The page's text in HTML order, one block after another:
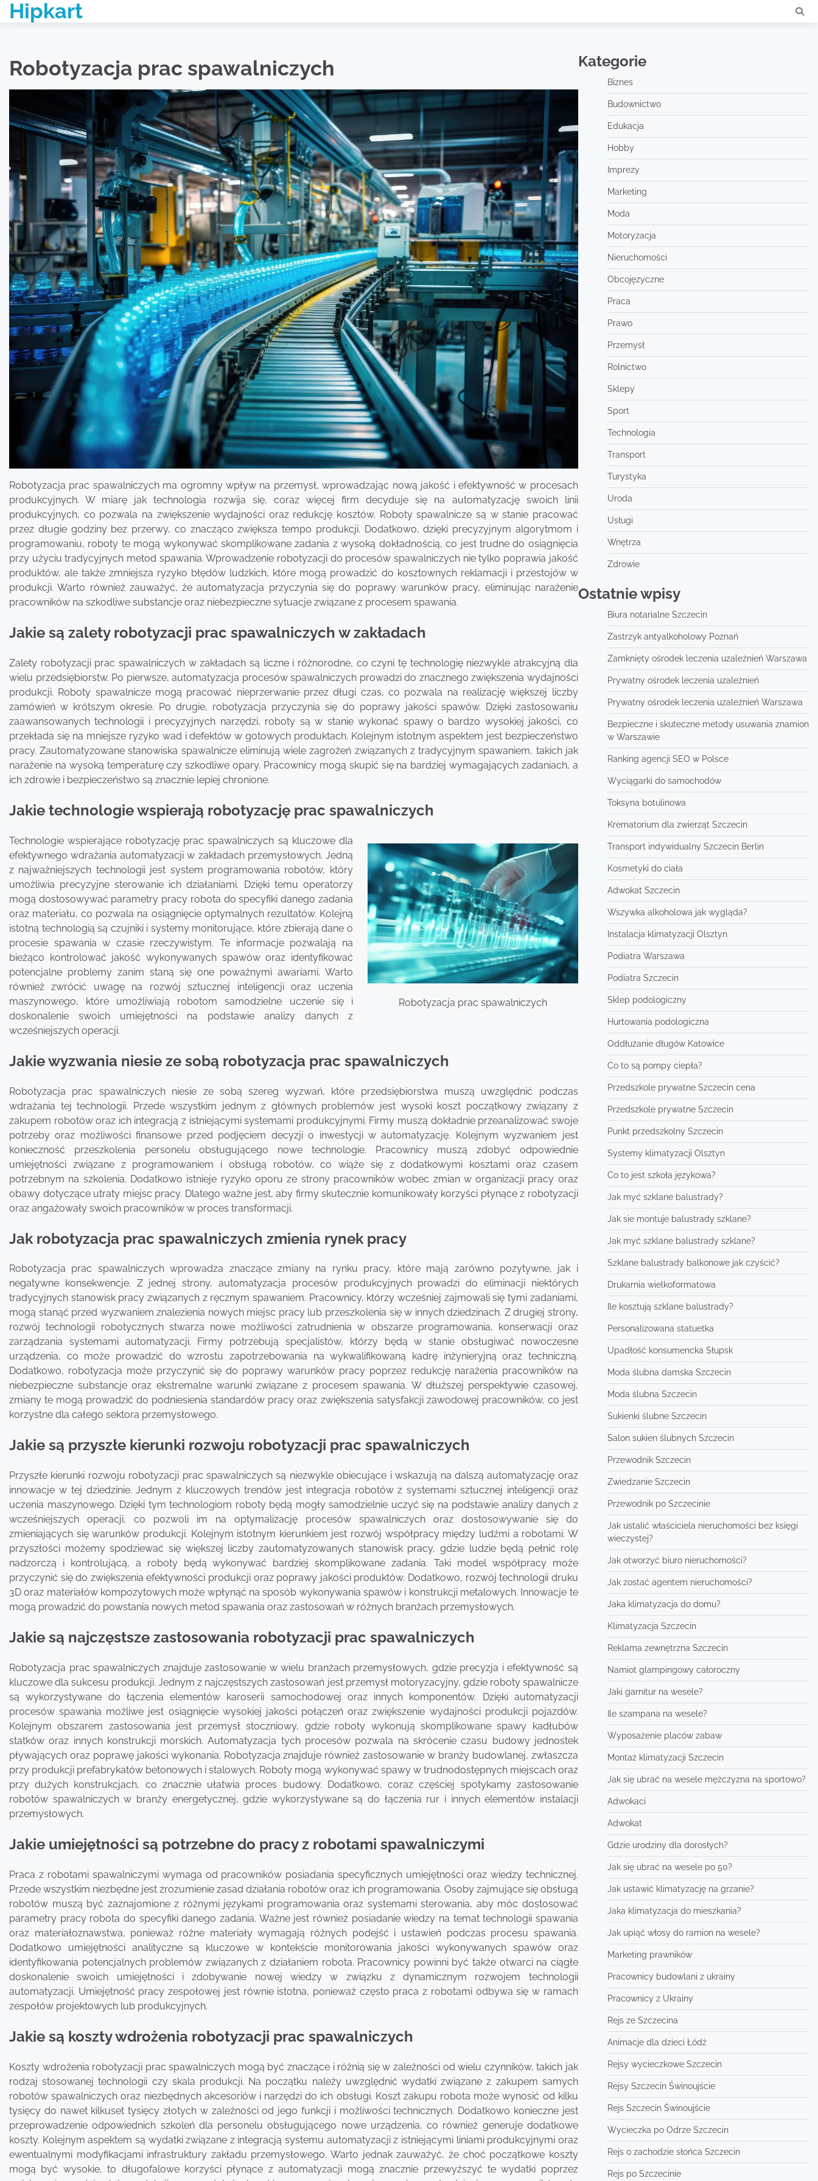
SkipHipkart
Robotyzacja prac spawalniczych
Robotyzacja prac spawalniczych ma ogromny wpływ na przemysł, wprowadzając nową jakość i efektywność w procesach
produkcyjnych. W miarę jak technologia rozwija się, coraz więcej firm decyduje się na automatyzację swoich linii
produkcyjnych, co pozwala na zwiększenie wydajności oraz redukcję kosztów. Roboty spawalnicze są w stanie pracować
przez długie godziny bez przerwy, co znacząco zwiększa tempo produkcji. Dodatkowo, dzięki precyzyjnym algorytmom i
programowaniu, roboty te mogą wykonywać skomplikowane zadania z wysoką dokładnością, co jest trudne do osiągnięcia
przy użyciu tradycyjnych metod spawania. Wprowadzenie robotyzacji do procesów spawalniczych nie tylko poprawia jakość
produktów, ale także zmniejsza ryzyko błędów ludzkich, które mogą prowadzić do kosztownych reklamacji i przestojów w
produkcji. Warto również zauważyć, że automatyzacja przyczynia się do poprawy warunków pracy, eliminując narażenie
pracowników na szkodliwe substancje oraz niebezpieczne sytuacje związane z procesem spawania.
Jakie są zalety robotyzacji prac spawalniczych w zakładach
Zalety robotyzacji prac spawalniczych w zakładach są liczne i różnorodne, co czyni tę technologię niezwykle atrakcyjną dla
wielu przedsiębiorstw. Po pierwsze, automatyzacja procesów spawalniczych prowadzi do znacznego zwiększenia wydajności
produkcji. Roboty spawalnicze mogą pracować nieprzerwanie przez długi czas, co pozwala na realizację większej liczby
zamówień w krótszym okresie. Po drugie, robotyzacja przyczynia się do poprawy jakości spawów. Dzięki zastosowaniu
zaawansowanych technologii i precyzyjnych narzędzi, roboty są w stanie wykonać spawy o bardzo wysokiej jakości, co
przekłada się na mniejsze ryzyko wad i defektów w gotowych produktach. Kolejnym istotnym aspektem jest bezpieczeństwo
pracy. Zautomatyzowane stanowiska spawalnicze eliminują wiele zagrożeń związanych z tradycyjnym spawaniem, takich jak
narażenie na wysoką temperaturę czy szkodliwe opary. Pracownicy mogą skupić się na bardziej wymagających zadaniach, a
ich zdrowie i bezpieczeństwo są znacznie lepiej chronione.
Jakie technologie wspierają robotyzację prac spawalniczych
Robotyzacja prac spawalniczych
Technologie wspierające robotyzację prac spawalniczych są kluczowe dla
efektywnego wdrażania automatyzacji w zakładach przemysłowych. Jedną
z najważniejszych technologii jest system programowania robotów, który
umożliwia precyzyjne sterowanie ich działaniami. Dzięki temu operatorzy
mogą dostosowywać parametry pracy robota do specyfiki danego zadania
oraz materiału, co pozwala na osiągnięcie optymalnych rezultatów. Kolejną
istotną technologią są czujniki i systemy monitorujące, które zbierają dane o
procesie spawania w czasie rzeczywistym. Te informacje pozwalają na
bieżąco kontrolować jakość wykonywanych spawów oraz identyfikować
potencjalne problemy zanim staną się one poważnymi awariami. Warto
również zwrócić uwagę na rozwój sztucznej inteligencji oraz uczenia
maszynowego, które umożliwiają robotom samodzielne uczenie się i
doskonalenie swoich umiejętności na podstawie analizy danych z
wcześniejszych operacji.
Jakie wyzwania niesie ze sobą robotyzacja prac spawalniczych
Robotyzacja prac spawalniczych niesie ze sobą szereg wyzwań, które przedsiębiorstwa muszą uwzględnić podczas
wdrażania tej technologii. Przede wszystkim jednym z głównych problemów jest wysoki koszt początkowy związany z
zakupem robotów oraz ich integracją z istniejącymi systemami produkcyjnymi. Firmy muszą dokładnie przeanalizować swoje
potrzeby oraz możliwości finansowe przed podjęciem decyzji o inwestycji w automatyzację. Kolejnym wyzwaniem jest
konieczność przeszkolenia personelu obsługującego nowe technologie. Pracownicy muszą zdobyć odpowiednie
umiejętności związane z programowaniem i obsługą robotów, co wiąże się z dodatkowymi kosztami oraz czasem
potrzebnym na szkolenia. Dodatkowo istnieje ryzyko oporu ze strony pracowników wobec zmian w organizacji pracy oraz
obawy dotyczące utraty miejsc pracy. Dlatego ważne jest, aby firmy skutecznie komunikowały korzyści płynące z robotyzacji
oraz angażowały swoich pracowników w proces transformacji.
Jak robotyzacja prac spawalniczych zmienia rynek pracy
Robotyzacja prac spawalniczych wprowadza znaczące zmiany na rynku pracy, które mają zarówno pozytywne, jak i
negatywne konsekwencje. Z jednej strony, automatyzacja procesów produkcyjnych prowadzi do eliminacji niektórych
tradycyjnych stanowisk pracy związanych z ręcznym spawaniem. Pracownicy, którzy wcześniej zajmowali się tymi zadaniami,
mogą stanąć przed wyzwaniem znalezienia nowych miejsc pracy lub przeszkolenia się w innych dziedzinach. Z drugiej strony,
rozwój technologii robotycznych stwarza nowe możliwości zatrudnienia w obszarze programowania, konserwacji oraz
zarządzania systemami automatyzacji. Firmy potrzebują specjalistów, którzy będą w stanie obsługiwać nowoczesne
urządzenia, co może prowadzić do wzrostu zapotrzebowania na wykwalifikowaną kadrę inżynieryjną oraz techniczną.
Dodatkowo, robotyzacja może przyczynić się do poprawy warunków pracy poprzez redukcję narażenia pracowników na
niebezpieczne substancje oraz ekstremalne warunki związane z procesem spawania. W dłuższej perspektywie czasowej,
zmiany te mogą prowadzić do podniesienia standardów pracy oraz zwiększenia satysfakcji zawodowej pracowników, co jest
korzystne dla całego sektora przemysłowego.
Jakie są przyszłe kierunki rozwoju robotyzacji prac spawalniczych
Przyszłe kierunki rozwoju robotyzacji prac spawalniczych są niezwykle obiecujące i wskazują na dalszą automatyzację oraz
innowacje w tej dziedzinie. Jednym z kluczowych trendów jest integracja robotów z systemami sztucznej inteligencji oraz
uczenia maszynowego. Dzięki tym technologiom roboty będą mogły samodzielnie uczyć się na podstawie analizy danych z
wcześniejszych operacji, co pozwoli im na optymalizację procesów spawalniczych oraz dostosowywanie się do
zmieniających się warunków produkcji. Kolejnym istotnym kierunkiem jest rozwój współpracy między ludźmi a robotami. W
przyszłości możemy spodziewać się większej liczby zautomatyzowanych stanowisk pracy, gdzie ludzie będą pełnić rolę
nadzorczą i kontrolującą, a roboty będą wykonywać bardziej skomplikowane zadania. Taki model współpracy może
przyczynić się do zwiększenia efektywności produkcji oraz poprawy jakości produktów. Dodatkowo, rozwój technologii druku
3D oraz materiałów kompozytowych może wpłynąć na sposób wykonywania spawów i konstrukcji metalowych. Innowacje te
mogą prowadzić do powstania nowych metod spawania oraz zastosowań w różnych branżach przemysłowych.
Jakie są najczęstsze zastosowania robotyzacji prac spawalniczych
Robotyzacja prac spawalniczych znajduje zastosowanie w wielu branżach przemysłowych, gdzie precyzja i efektywność są
kluczowe dla sukcesu produkcji. Jednym z najczęstszych zastosowań jest przemysł motoryzacyjny, gdzie roboty spawalnicze
są wykorzystywane do łączenia elementów karoserii samochodowej oraz innych komponentów. Dzięki automatyzacji
procesów spawania możliwe jest osiągnięcie wysokiej jakości połączeń oraz zwiększenie wydajności produkcji pojazdów.
Kolejnym obszarem zastosowania jest przemysł stoczniowy, gdzie roboty wykonują skomplikowane spawy kadłubów
statków oraz innych konstrukcji morskich. Automatyzacja tych procesów pozwala na skrócenie czasu budowy jednostek
pływających oraz poprawę jakości wykonania. Robotyzacja znajduje również zastosowanie w branży budowlanej, zwłaszcza
przy produkcji prefabrykatów betonowych i stalowych. Roboty mogą wykonywać spawy w trudnodostępnych miejscach oraz
przy dużych konstrukcjach, co znacznie ułatwia proces budowy. Dodatkowo, coraz częściej spotykamy zastosowanie
robotów spawalniczych w branży energetycznej, gdzie wykorzystywane są do łączenia rur i innych elementów instalacji
przemysłowych.
Jakie umiejętności są potrzebne do pracy z robotami spawalniczymi
Praca z robotami spawalniczymi wymaga od pracowników posiadania specyficznych umiejętności oraz wiedzy technicznej.
Przede wszystkim niezbędne jest zrozumienie zasad działania robotów oraz ich programowania. Osoby zajmujące się obsługą
robotów muszą być zaznajomione z różnymi językami programowania oraz systemami sterowania, aby móc dostosować
parametry pracy robota do specyfiki danego zadania. Ważne jest również posiadanie wiedzy na temat technologii spawania
oraz materiałoznawstwa, ponieważ różne materiały wymagają różnych podejść i ustawień podczas procesu spawania.
Dodatkowo umiejętności analityczne są kluczowe w kontekście monitorowania jakości wykonywanych spawów oraz
identyfikowania potencjalnych problemów związanych z działaniem robota. Pracownicy powinni być także otwarci na ciągłe
doskonalenie swoich umiejętności i zdobywanie nowej wiedzy w związku z dynamicznym rozwojem technologii
automatyzacji. Umiejętność pracy zespołowej jest równie istotna, ponieważ często praca z robotami odbywa się w ramach
zespołów projektowych lub produkcyjnych.
Jakie są koszty wdrożenia robotyzacji prac spawalniczych
Koszty wdrożenia robotyzacji prac spawalniczych mogą być znaczące i różnią się w zależności od wielu czynników, takich jak
rodzaj stosowanej technologii czy skala produkcji. Na początku należy uwzględnić wydatki związane z zakupem samych
robotów spawalniczych oraz niezbędnych akcesoriów i narzędzi do ich obsługi. Koszt zakupu robota może wynosić od kilku
tysięcy do nawet kilkuset tysięcy złotych w zależności od jego funkcji i możliwości technicznych. Dodatkowo konieczne jest
przeprowadzenie odpowiednich szkoleń dla personelu obsługującego nowe urządzenia, co również generuje dodatkowe
koszty. Kolejnym aspektem są wydatki związane z integracją systemu automatyzacji z istniejącymi liniami produkcyjnymi oraz
ewentualnymi modyfikacjami infrastruktury zakładu przemysłowego. Warto jednak zauważyć, że choć początkowe koszty
mogą być wysokie, to długofalowe korzyści płynące z automatyzacji mogą znacznie przewyższyć te wydatki poprzez
Kategorie
Biznes
Budownictwo
Edukacja
Hobby
Imprezy
Marketing
Moda
Motoryzacja
Nieruchomości
Obcojęzyczne
Praca
Prawo
Przemysł
Rolnictwo
Sklepy
Sport
Technologia
Transport
Turystyka
Uroda
Usługi
Wnętrza
Zdrowie
Ostatnie wpisy
Biura notarialne Szczecin
Zastrzyk antyalkoholowy Poznań
Zamknięty ośrodek leczenia uzależnień Warszawa
Prywatny ośrodek leczenia uzależnień
Prywatny ośrodek leczenia uzależnień Warszawa
Bezpieczne i skuteczne metody usuwania znamion
w Warszawie
Ranking agencji SEO w Polsce
Wyciągarki do samochodów
Toksyna botulinowa
Krematorium dla zwierząt Szczecin
Transport indywidualny Szczecin Berlin
Kosmetyki do ciała
Adwokat Szczecin
Wszywka alkoholowa jak wygląda?
Instalacja klimatyzacji Olsztyn
Podiatra Warszawa
Podiatra Szczecin
Sklep podologiczny
Hurtowania podologiczna
Oddłużanie długów Katowice
Co to są pompy ciepła?
Przedszkole prywatne Szczecin cena
Przedszkole prywatne Szczecin
Punkt przedszkolny Szczecin
Systemy klimatyzacji Olsztyn
Co to jest szkoła językowa?
Jak myć szklane balustrady?
Jak sie montuje balustrady szklane?
Jak myć szklane balustrady szklane?
Szklane balustrady balkonowe jak czyścić?
Drukarnia wielkoformatowa
Ile kosztują szklane balustrady?
Personalizowana statuetka
Upadłość konsumencka Słupsk
Moda ślubna damska Szczecin
Moda ślubna Szczecin
Sukienki ślubne Szczecin
Salon sukien ślubnych Szczecin
Przewodnik Szczecin
Zwiedzanie Szczecin
Przewodnik po Szczecinie
Jak ustalić właściciela nieruchomości bez księgi
wieczystej?
Jak otworzyć biuro nieruchomości?
Jak zostać agentem nieruchomości?
Jaka klimatyzacja do domu?
Klimatyzacja Szczecin
Reklama zewnętrzna Szczecin
Namiot glampingowy całoroczny
Jaki garnitur na wesele?
Ile szampana na wesele?
Wyposażenie placów zabaw
Montaż klimatyzacji Szczecin
Jak się ubrać na wesele mężczyzna na sportowo?
Adwokaci
Adwokat
Gdzie urodziny dla dorosłych?
Jak się ubrać na wesele po 50?
Jak ustawić klimatyzację na grzanie?
Jaka klimatyzacja do mieszkania?
Jak upiąć włosy do ramion na wesele?
Marketing prawników
Pracownicy budowlani z ukrainy
Pracownicy z Ukrainy
Rejs ze Szczecina
Animacje dla dzieci Łódź
Rejsy wycieczkowe Szczecin
Rejsy Szczecin Świnoujście
Rejs Szczecin Świnoujście
Wycieczka po Odrze Szczecin
Rejs o zachodzie słońca Szczecin
Rejs po Szczecinie